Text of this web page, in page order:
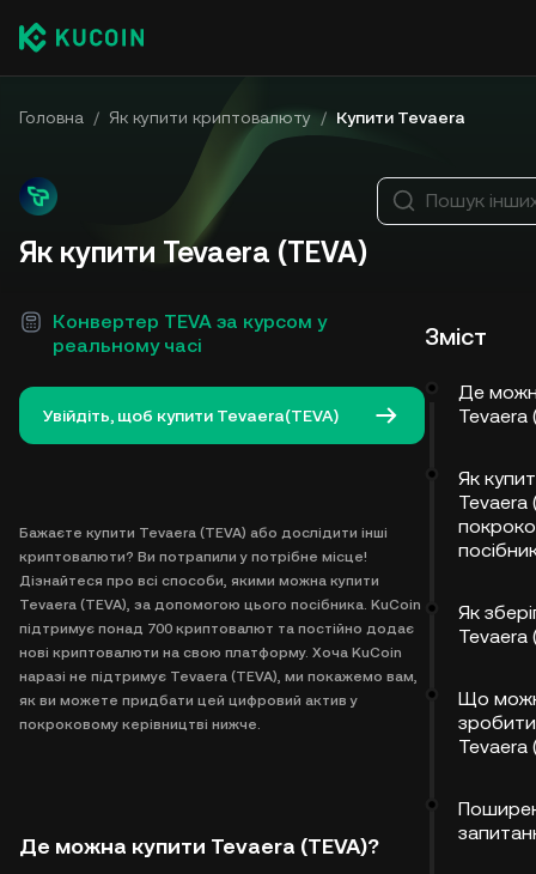
Головна / Як купити криптовалюту / Купити Tevaera
Як купити Tevaera (TEVA)
Конвертер TEVA за курсом у
реальному часі
Увійдіть, щоб купити Tevaera(TEVA)
Бажаєте купити Tevaera (TEVA) або дослідити інші
криптовалюти? Ви потрапили у потрібне місце!
Дізнайтеся про всі способи, якими можна купити
Tevaera (TEVA), за допомогою цього посібника. KuCoin
підтримує понад 700 криптовалют та постійно додає
нові криптовалюти на свою платформу. Хоча KuCoin
наразі не підтримує Tevaera (TEVA), ми покажемо вам,
як ви можете придбати цей цифровий актив у
покроковому керівництві нижче.
Де можна купити Tevaera (TEVA)?
Пошук
Зміст
Де
Tevaera
Як
Tevaera
Як
Tevaera
Що
Tevaera